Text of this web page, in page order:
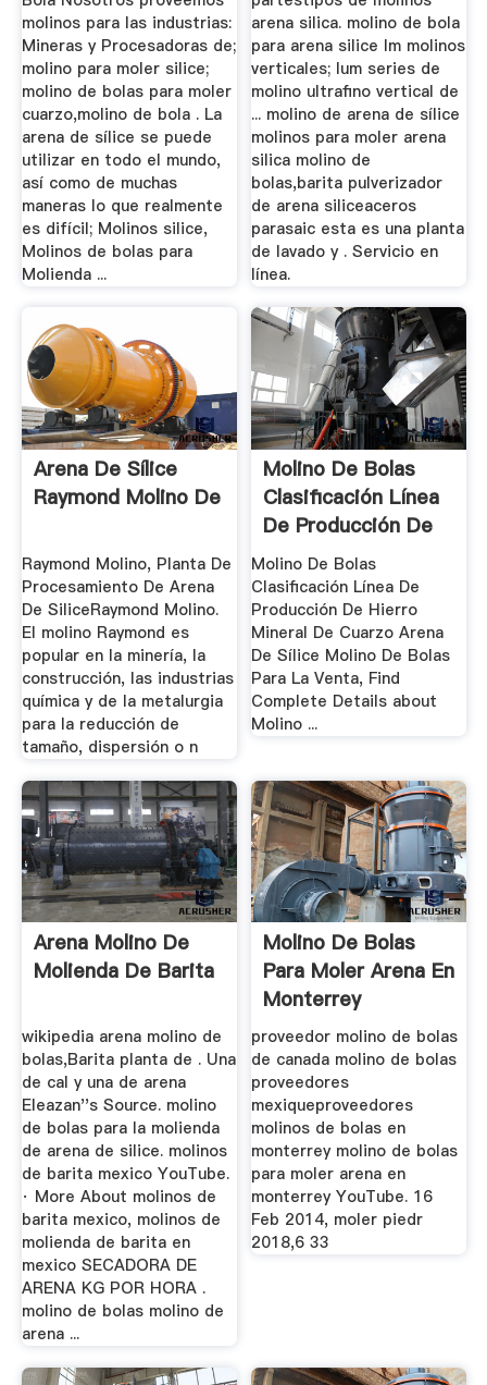
molinos para las industrias:
Mineras y Procesadoras de;
molino para moler silice;
molino de bolas para moler
cuarzo,molino de bola . La
arena de sílice se puede
utilizar en todo el mundo,
así como de muchas
maneras lo que realmente
es difícil; Molinos silice,
Molinos de bolas para
Molienda ...
arena silica. molino de bola
para arena silice lm molinos
verticales; lum series de
molino ultrafino vertical de
... molino de arena de sílice
molinos para moler arena
silica molino de
bolas,barita pulverizador
de arena siliceaceros
parasaic esta es una planta
de lavado y . Servicio en
línea.
Arena De Sílice
Raymond Molino De
Raymond Molino, Planta De
Procesamiento De Arena
De SiliceRaymond Molino.
El molino Raymond es
popular en la minería, la
construcción, las industrias
química y de la metalurgia
para la reducción de
tamaño, dispersión o n
Molino De Bolas
Clasificación Línea
De Producción De
...
Molino De Bolas
Clasificación Línea De
Producción De Hierro
Mineral De Cuarzo Arena
De Sílice Molino De Bolas
Para La Venta, Find
Complete Details about
Molino ...
Arena Molino De
Molienda De Barita
wikipedia arena molino de
bolas,Barita planta de . Una
de cal y una de arena
Eleazan''s Source. molino
de bolas para la molienda
de arena de silice. molinos
de barita mexico YouTube.
· More About molinos de
barita mexico, molinos de
molienda de barita en
mexico SECADORA DE
ARENA KG POR HORA .
molino de bolas molino de
arena ...
Molino De Bolas
Para Moler Arena En
Monterrey
proveedor molino de bolas
de canada molino de bolas
proveedores
mexiqueproveedores
molinos de bolas en
monterrey molino de bolas
para moler arena en
monterrey YouTube. 16
Feb 2014, moler piedr
2018,6 33